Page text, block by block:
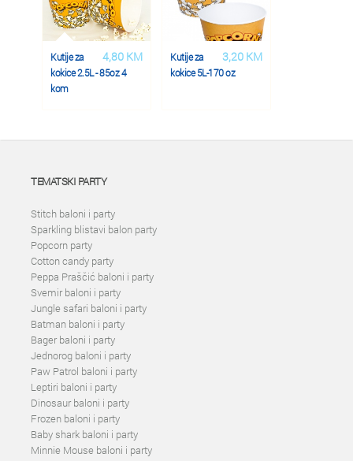
4,80 KM
Kutije za
kokice 2.5L - 85oz 4
kom
3,20 KM
Kutije za
kokice 5L-170 oz
TEMATSKI PARTY
Stitch baloni i party
Sparkling blistavi balon party
Popcorn party
Cotton candy party
Peppa Praščić baloni i party
Svemir baloni i party
Jungle safari baloni i party
Batman baloni i party
Bager baloni i party
Jednorog baloni i party
Paw Patrol baloni i party
Leptiri baloni i party
Dinosaur baloni i party
Frozen baloni i party
Baby shark baloni i party
Minnie Mouse baloni i party